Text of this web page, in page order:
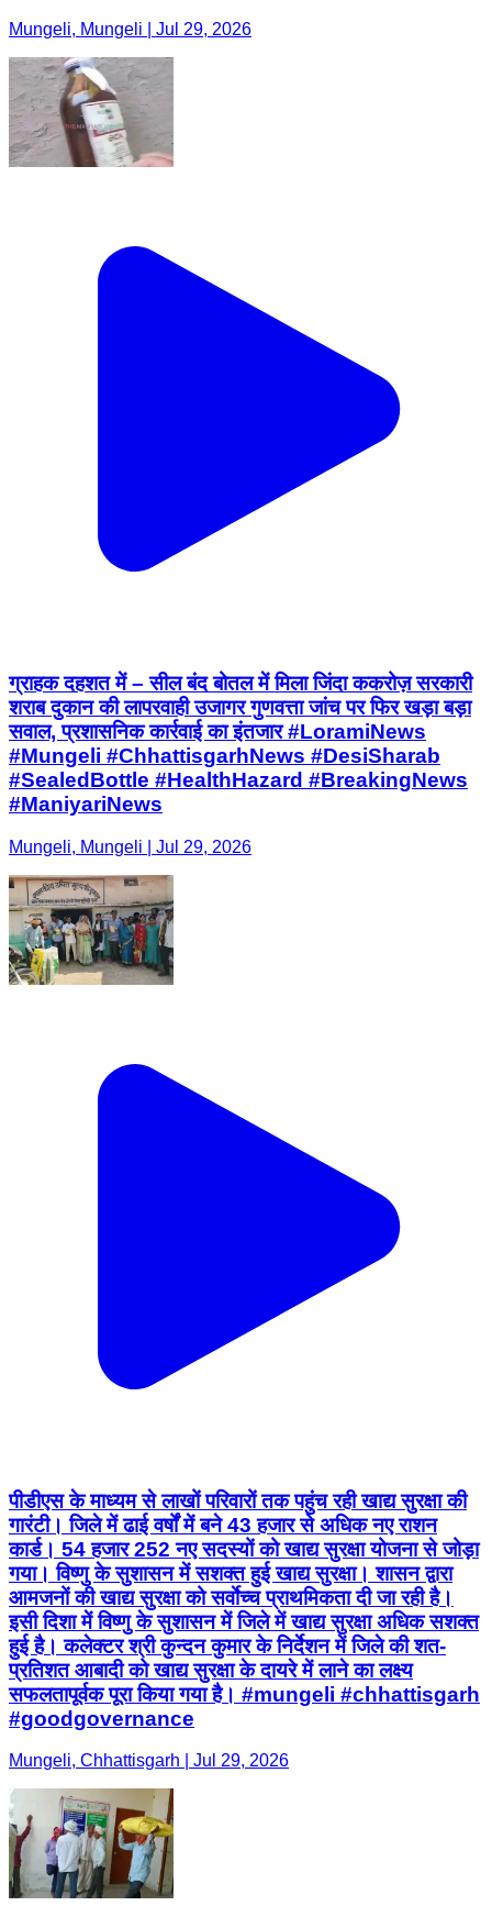
Mungeli, Mungeli | Jul 29, 2026
ग्राहक दहशत में – सील बंद बोतल में मिला जिंदा ककरोज़ सरकारी
शराब दुकान की लापरवाही उजागर गुणवत्ता जांच पर फिर खड़ा बड़ा
सवाल, प्रशासनिक कार्रवाई का इंतजार #LoramiNews
#Mungeli #ChhattisgarhNews #DesiSharab
#SealedBottle #HealthHazard #BreakingNews
#ManiyariNews
Mungeli, Mungeli | Jul 29, 2026
पीडीएस के माध्यम से लाखों परिवारों तक पहुंच रही खाद्य सुरक्षा की
गारंटी। जिले में ढाई वर्षों में बने 43 हजार से अधिक नए राशन
कार्ड। 54 हजार 252 नए सदस्यों को खाद्य सुरक्षा योजना से जोड़ा
गया। विष्णु के सुशासन में सशक्त हुई खाद्य सुरक्षा। शासन द्वारा
आमजनों की खाद्य सुरक्षा को सर्वाेच्च प्राथमिकता दी जा रही है।
इसी दिशा में विष्णु के सुशासन में जिले में खाद्य सुरक्षा अधिक सशक्त
हुई है। कलेक्टर श्री कुन्दन कुमार के निर्देशन में जिले की शत-
प्रतिशत आबादी को खाद्य सुरक्षा के दायरे में लाने का लक्ष्य
सफलतापूर्वक पूरा किया गया है। #mungeli #chhattisgarh
#goodgovernance
Mungeli, Chhattisgarh | Jul 29, 2026